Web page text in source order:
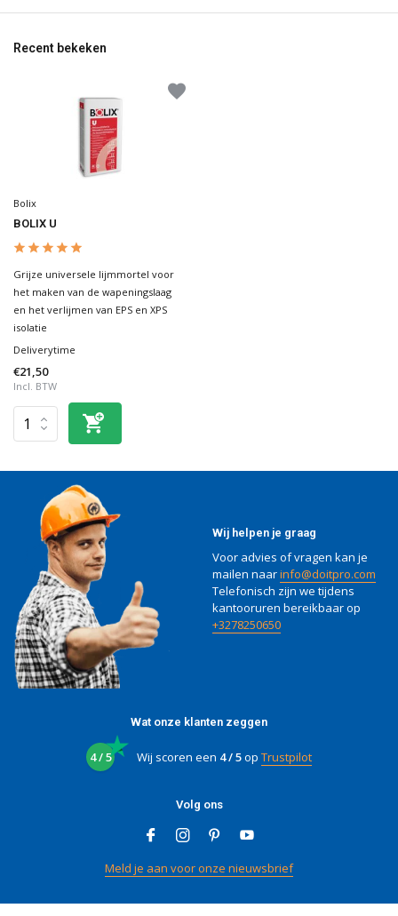
Recent bekeken
Bolix
BOLIX U
Grijze universele lijmmortel voor
het maken van de wapeningslaag
en het verlijmen van EPS en XPS
isolatie
Deliverytime
€21,50
Incl. BTW
Wij helpen je graag
Voor advies of vragen kan je
mailen naarinfo@doitpro.com
Telefonisch zijn we tijdens
kantooruren bereikbaar op
+3278250650
Wat onze klanten zeggen
4 / 5 Wij scoren een 4 / 5op Trustpilot
Volg ons
Meld je aan voor onze nieuwsbrief